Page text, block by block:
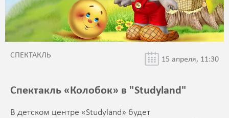
СПЕКТАКЛЬ 15 апреля, 11:30
Спектакль «Колобок» в "Studyland"
В детском центре «Studyland» будет